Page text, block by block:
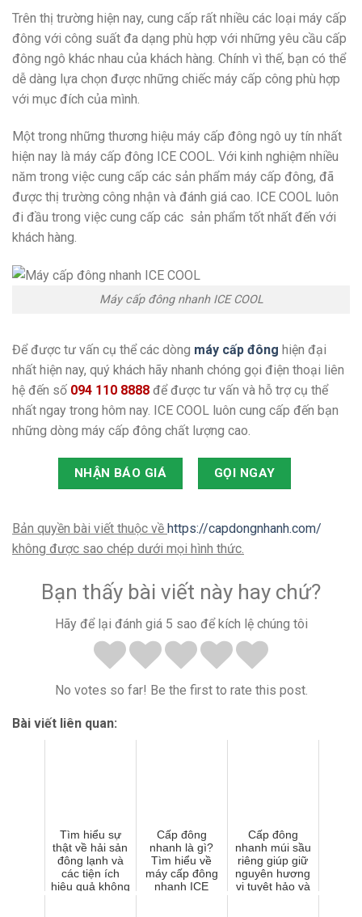
Trên thị trường hiện nay, cung cấp rất nhiều các loại máy cấp
đông với công suất đa dạng phù hợp với những yêu cầu cấp
đông ngô khác nhau của khách hàng. Chính vì thế, bạn có thể
dễ dàng lựa chọn được những chiếc máy cấp công phù hợp
với mục đích của mình.
Một trong những thương hiệu máy cấp đông ngô uy tín nhất
hiện nay là máy cấp đông ICE COOL. Với kinh nghiệm nhiều
năm trong việc cung cấp các sản phẩm máy cấp đông, đã
được thị trường công nhận và đánh giá cao. ICE COOL luôn
đi đầu trong việc cung cấp các sản phẩm tốt nhất đến với
khách hàng.
Máy cấp đông nhanh ICE COOL
Để được tư vấn cụ thể các dòng máy cấp đông hiện đại
nhất hiện nay, quý khách hãy nhanh chóng gọi điện thoại liên
hệ đến số 094 110 8888 để được tư vấn và hỗ trợ cụ thể
nhất ngay trong hôm nay. ICE COOL luôn cung cấp đến bạn
những dòng máy cấp đông chất lượng cao.
NHẬN BÁO GIÁ GỌI NGAY
Bản quyền bài viết thuộc về https://capdongnhanh.com/
không được sao chép dưới mọi hình thức.
Bạn thấy bài viết này hay chứ?
Hãy để lại đánh giá 5 sao để kích lệ chúng tôi
No votes so far! Be the first to rate this post.
Bài viết liên quan:
Tìm hiểu sự
thật về hải sản
đông lạnh và
các tiện ích
hiệu quả không
Cấp đông
nhanh là gì?
Tìm hiểu về
máy cấp đông
nhanh ICE
Cấp đông
nhanh múi sầu
riêng giúp giữ
nguyên hương
vị tuyệt hảo và